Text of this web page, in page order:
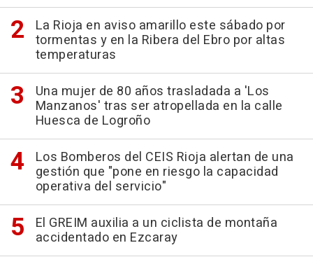
La Rioja en aviso amarillo este sábado por
tormentas y en la Ribera del Ebro por altas
temperaturas
Una mujer de 80 años trasladada a 'Los
Manzanos' tras ser atropellada en la calle
Huesca de Logroño
Los Bomberos del CEIS Rioja alertan de una
gestión que "pone en riesgo la capacidad
operativa del servicio"
El GREIM auxilia a un ciclista de montaña
accidentado en Ezcaray